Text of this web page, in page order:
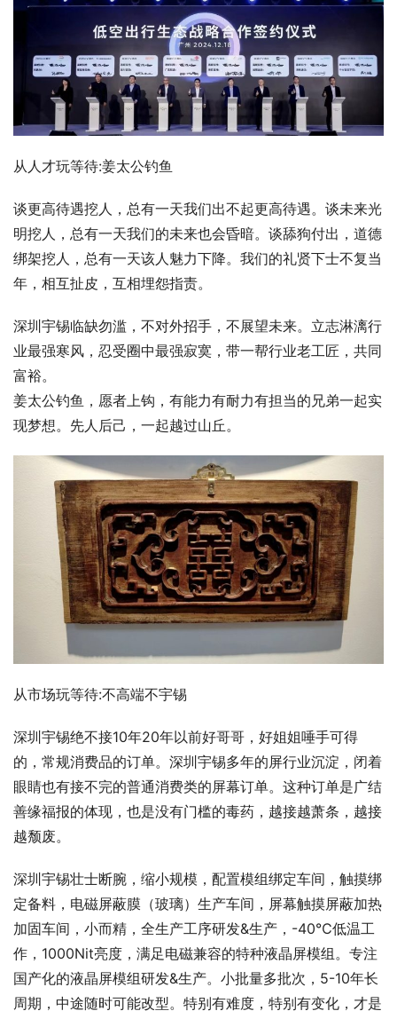
从人才玩等待:姜太公钓鱼
谈更高待遇挖人，总有一天我们出不起更高待遇。谈未来光
明挖人，总有一天我们的未来也会昏暗。谈舔狗付出，道德
绑架挖人，总有一天该人魅力下降。我们的礼贤下士不复当
年，相互扯皮，互相埋怨指责。
深圳宇锡临缺勿滥，不对外招手，不展望未来。立志淋漓行
业最强寒风，忍受圈中最强寂寞，带一帮行业老工匠，共同
富裕。
姜太公钓鱼，愿者上钩，有能力有耐力有担当的兄弟一起实
现梦想。先人后己，一起越过山丘。
从市场玩等待:不高端不宇锡
深圳宇锡绝不接10年20年以前好哥哥，好姐姐唾手可得
的，常规消费品的订单。深圳宇锡多年的屏行业沉淀，闭着
眼睛也有接不完的普通消费类的屏幕订单。这种订单是广结
善缘福报的体现，也是没有门槛的毒药，越接越萧条，越接
越颓废。
深圳宇锡壮士断腕，缩小规模，配置模组绑定车间，触摸绑
定备料，电磁屏蔽膜（玻璃）生产车间，屏幕触摸屏蔽加热
加固车间，小而精，全生产工序研发&生产，-40℃低温工
作，1000Nit亮度，满足电磁兼容的特种液晶屏模组。专注
国产化的液晶屏模组研发&生产。小批量多批次，5-10年长
周期，中途随时可能改型。特别有难度，特别有变化，才是